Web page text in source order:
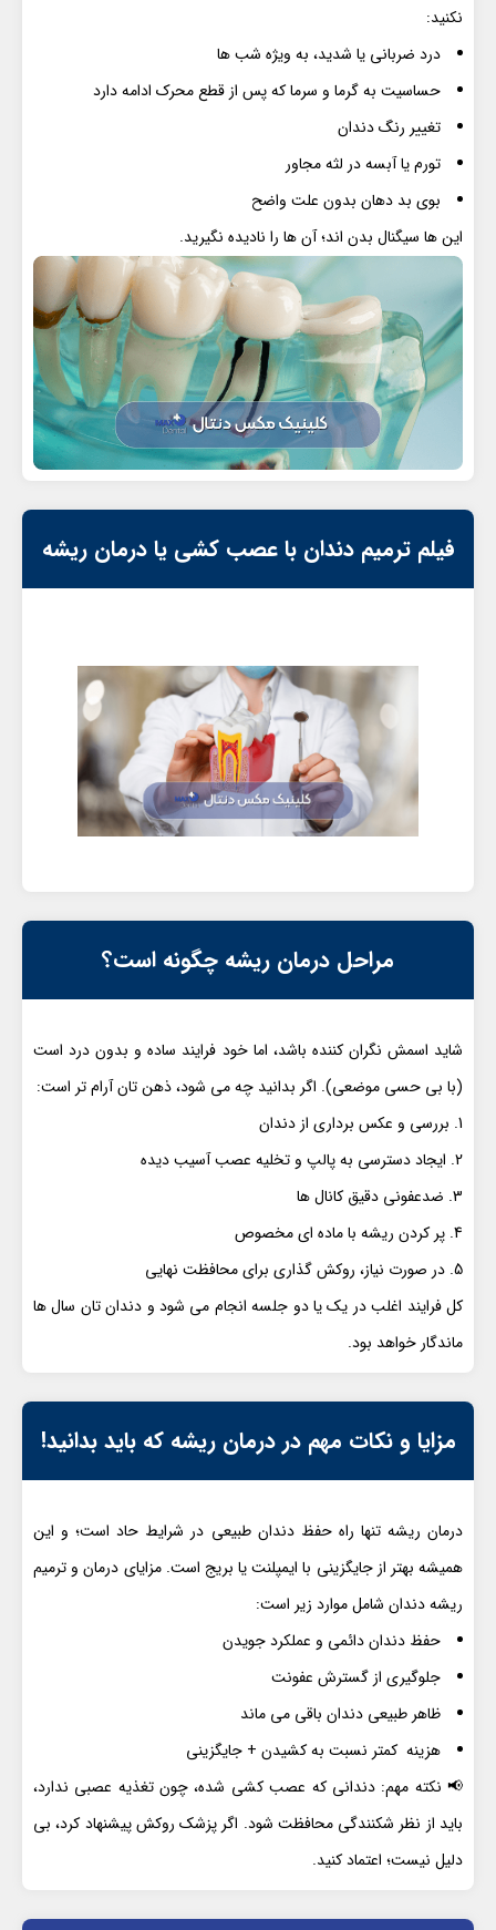
نکنید:
درد ضربانی یا شدید، به ویژه شب ها
حساسیت به گرما و سرما که پس از قطع محرک ادامه دارد
تغییر رنگ دندان
تورم یا آبسه در لثه مجاور
بوی بد دهان بدون علت واضح
این ها سیگنال بدن اند؛ آن ها را نادیده نگیرید.
فیلم ترمیم دندان با عصب کشی یا درمان ریشه
مراحل درمان ریشه چگونه است؟
شاید اسمش نگران کننده باشد، اما خود فرایند ساده و بدون درد است
(با بی حسی موضعی). اگر بدانید چه می شود، ذهن تان آرام تر است:
بررسی و عکس برداری از دندان
ایجاد دسترسی به پالپ و تخلیه عصب آسیب دیده
ضدعفونی دقیق کانال ها
پر کردن ریشه با ماده ای مخصوص
در صورت نیاز، روکش گذاری برای محافظت نهایی
کل فرایند اغلب در یک یا دو جلسه انجام می شود و دندان تان سال ها
ماندگار خواهد بود.
مزایا و نکات مهم در درمان ریشه که باید بدانید!
درمان ریشه تنها راه حفظ دندان طبیعی در شرایط حاد است؛ و این
همیشه بهتر از جایگزینی با ایمپلنت یا بریج است. مزایای درمان و ترمیم
ریشه دندان شامل موارد زیر است:
حفظ دندان دائمی و عملکرد جویدن
جلوگیری از گسترش عفونت
ظاهر طبیعی دندان باقی می ماند
هزینه کمتر نسبت به کشیدن + جایگزینی
📢 نکته مهم: دندانی که عصب کشی شده، چون تغذیه عصبی ندارد،
باید از نظر شکنندگی محافظت شود. اگر پزشک روکش پیشنهاد کرد، بی
دلیل نیست؛ اعتماد کنید.